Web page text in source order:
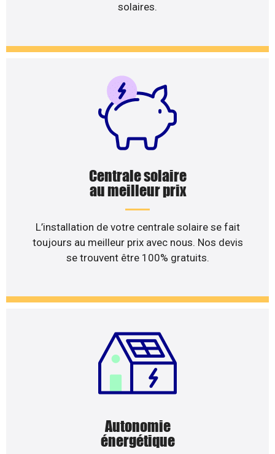
solaires.
Centrale solaire
au meilleur prix
L’installation de votre centrale solaire se fait
toujours au meilleur prix avec nous. Nos devis
se trouvent être 100% gratuits.
Autonomie
énergétique